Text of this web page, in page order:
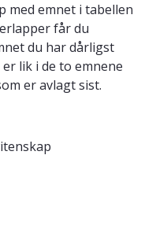
med emnet i tabellen
får du
du har dårligst
lik i de to emnene
er avlagt sist.